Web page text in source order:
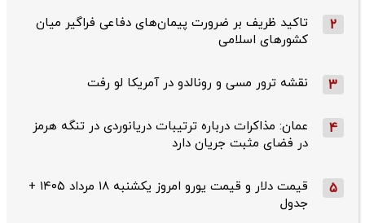
2
تاکید ظریف بر ضرورت پیمان‌های دفاعی فراگیر میان
کشورهای اسلامی
3 نقشه ترور مسی و رونالدو در آمریکا لو رفت
4
عمان: مذاکرات درباره ترتیبات دریانوردی در تنگه هرمز
در فضای مثبت جریان دارد
5
قیمت دلار و قیمت یورو امروز یکشنبه ۱۸ مرداد ۱۴۰۵ +
جدول